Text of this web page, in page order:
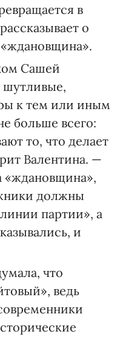
в
о
Сашей
к тем или иным
больше всего:
то, что делает
Валентина. —
«ждановщина»,
должны
партии», а
и
что
ведь